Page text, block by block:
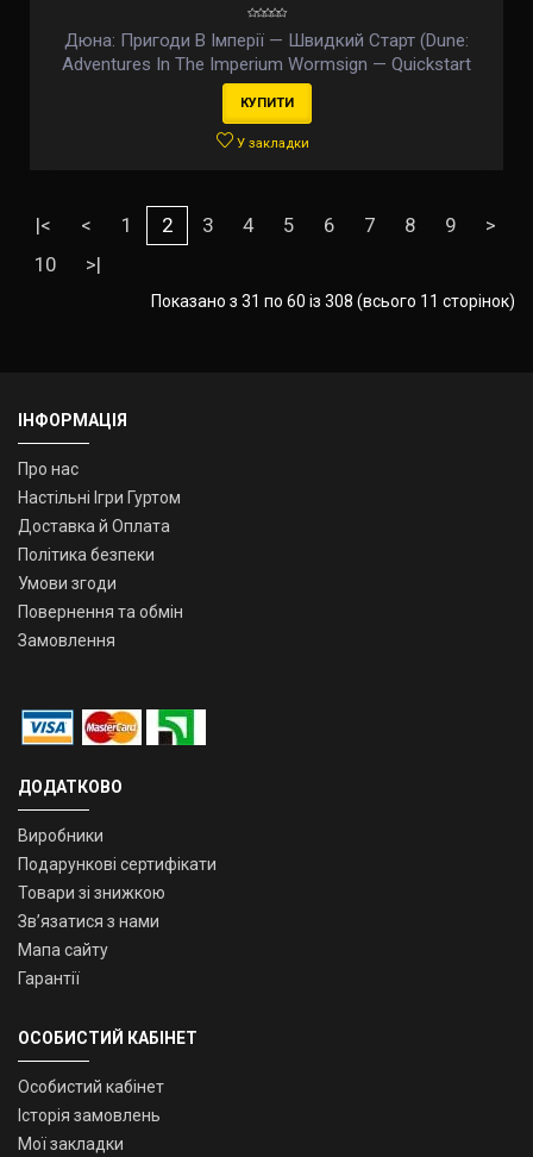
Дюна: Пригоди В Імперії — Швидкий Старт (Dune:
Adventures In The Imperium Wormsign — Quickstart
Guide) (укр)
КУПИТИ
У закладки
|< < 1 2 3 4 5 6 7 8 9
>
10
>|
Показано з 31 по 60 із 308 (всього 11 сторінок)
ІНФОРМАЦІЯ
Про нас
Настільні Ігри Гуртом
Доставка й Оплата
Політика безпеки
Умови згоди
Повернення та обмін
Замовлення
ДОДАТКОВО
Виробники
Подарункові сертифікати
Товари зі знижкою
Зв’язатися з нами
Мапа сайту
Гарантії
ОСОБИСТИЙ КАБІНЕТ
Особистий кабінет
Історія замовлень
Мої закладки